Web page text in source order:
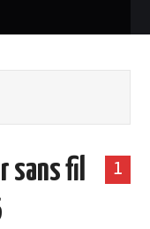
1
sans fil